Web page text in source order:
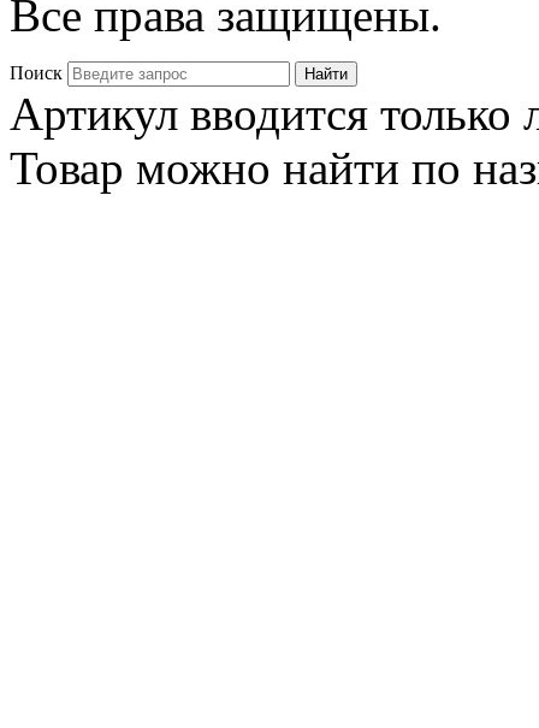
Все права защищены.
Поиск
Артикул вводится
Товар можно найти по